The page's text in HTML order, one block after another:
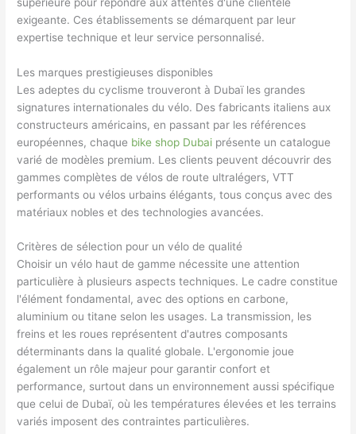
exigeante. Ces établissements se démarquent par leur
expertise technique et leur service personnalisé.
Les marques prestigieuses disponibles
Les adeptes du cyclisme trouveront à Dubaï les grandes
signatures internationales du vélo. Des fabricants italiens aux
constructeurs américains, en passant par les références
européennes, chaque bike shop Dubai présente un catalogue
varié de modèles premium. Les clients peuvent découvrir des
gammes complètes de vélos de route ultralégers, VTT
performants ou vélos urbains élégants, tous conçus avec des
matériaux nobles et des technologies avancées.
Critères de sélection pour un vélo de qualité
Choisir un vélo haut de gamme nécessite une attention
particulière à plusieurs aspects techniques. Le cadre constitue
l'élément fondamental, avec des options en carbone,
aluminium ou titane selon les usages. La transmission, les
freins et les roues représentent d'autres composants
déterminants dans la qualité globale. L'ergonomie joue
également un rôle majeur pour garantir confort et
performance, surtout dans un environnement aussi spécifique
que celui de Dubaï, où les températures élevées et les terrains
variés imposent des contraintes particulières.